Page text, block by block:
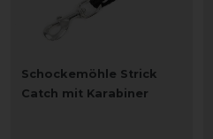
Schockemöhle Strick
Catch mit Karabiner